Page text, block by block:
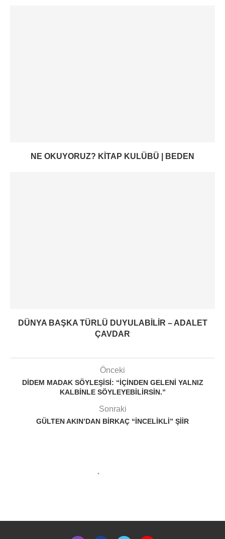
NE OKUYORUZ? KITAP KULÜBÜ | BEDEN
DÜNYA BAŞKA TÜRLÜ DUYULABILIR – ADALET
ÇAVDAR
Önceki
DIDEM MADAK SÖYLEŞISI: “İÇINDEN GELENI YALNIZ
KALBINLE SÖYLEYEBILIRSIN.”
Sonraki
GÜLTEN AKIN’DAN BIRKAÇ “İNCELIKLI” ŞIIR